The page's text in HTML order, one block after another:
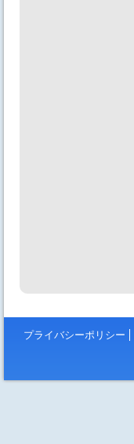
プライバシーポリシー